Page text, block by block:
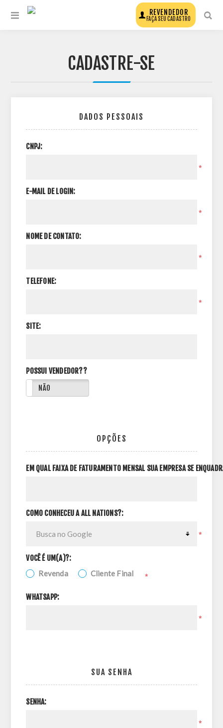
REVENDEDOR
FAÇA SEU CADASTRO
CADASTRE-SE
DADOS PESSOAIS
CNPJ:
*
E-MAIL DE LOGIN:
*
NOME DE CONTATO:
*
TELEFONE:
*
SITE:
POSSUI VENDEDOR??
NÃO
OPÇÕES
EM QUAL FAIXA DE FATURAMENTO MENSAL SUA EMPRESA SE
COMO CONHECEU A ALL NATIONS?:
*
VOCÊ É UM(A)?:
Revenda Cliente Final *
WHATSAPP:
*
SUA SENHA
SENHA:
*